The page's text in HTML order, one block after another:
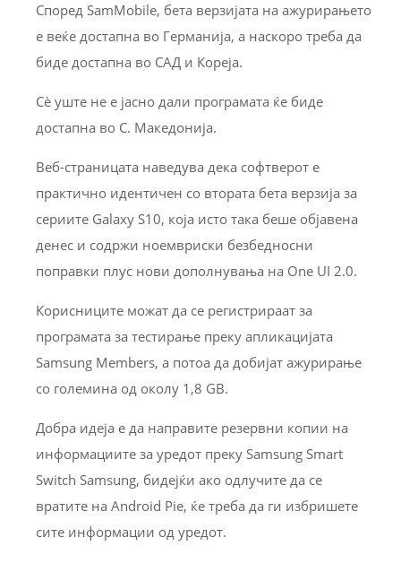
Според SamMobile, бета верзијата на ажурирањето
е веќе достапна во Германија, а наскоро треба да
биде достапна во САД и Кореја.
Сè уште не е јасно дали програмата ќе биде
достапна во С. Македонија.
Веб-страницата наведува дека софтверот е
практично идентичен со втората бета верзија за
сериите Galaxy S10, која исто така беше објавена
денес и содржи ноемвриски безбедносни
поправки плус нови дополнувања на One UI 2.0.
Корисниците можат да се регистрираат за
програмата за тестирање преку апликацијата
Samsung Members, а потоа да добијат ажурирање
со големина од околу 1,8 GB.
Добра идеја е да направите резервни копии на
информациите за уредот преку Samsung Smart
Switch Samsung, бидејќи ако одлучите да се
вратите на Android Pie, ќе треба да ги избришете
сите информации од уредот.